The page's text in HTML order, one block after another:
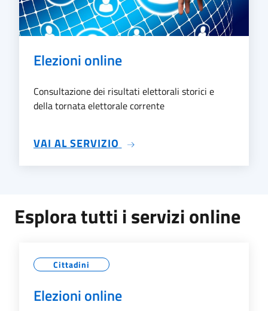
Elezioni online
Consultazione dei risultati elettorali storici e
della tornata elettorale corrente
VAI AL SERVIZIO SU ELEZIONI ONLINE
Esplora tutti i servizi online
Cittadini
Elezioni online